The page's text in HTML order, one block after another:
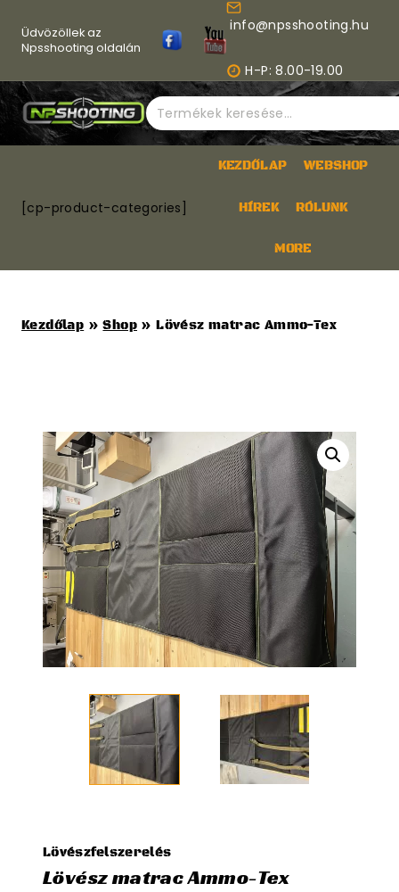
content
Üdvözöllek az
Npsshooting oldalán
info@npsshooting.hu
H-P: 8.00-19.00
Keresés
a
következőre:
[cp-product-categories]
KEZDŐLAP WEBSHOP
HÍREK RÓLUNK
MORE
Kezdőlap »Shop »Lövész matrac Ammo-Tex
Lövészfelszerelés
Lövész matrac Ammo-Tex